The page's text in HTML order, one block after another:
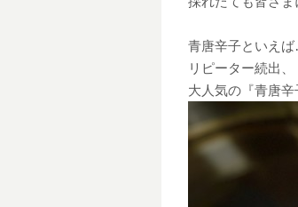
青唐辛子といえ
リピーター続出、
大人気の『青唐辛